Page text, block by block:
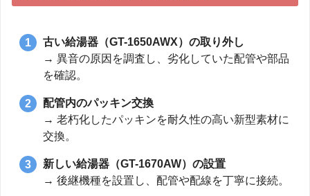
古い給湯器（GT-1650AWX）の取り外し
→ 異音の原因を調査し、劣化していた配管や部品
を確認。
配管内のパッキン交換
→ 老朽化したパッキンを耐久性の高い新型素材に
交換。
新しい給湯器（GT-1670AW）の設置
→ 後継機種を設置し、配管や配線を丁寧に接続。